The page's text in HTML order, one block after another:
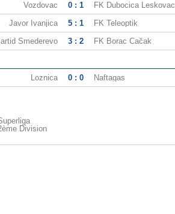
Vozdovac 0 : 1 FK Dubocica Leskovac
Javor Ivanjica 5 : 1 FK Teleoptik
Smederevo 3 : 2 FK Borac Čačak
Loznica 0 : 0 Naftagas
Division